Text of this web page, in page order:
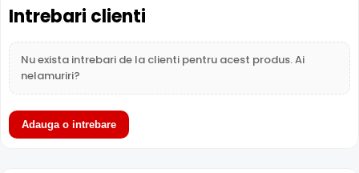
Lentila Fixa
Camera Dahua HAC-HDW1549X-A-PRO-0280B-DIP are o
lentila fixace ofera un unghi fix de vizualizare, ce nu
Intrebari clienti
Nu exista intrebari de la clienti pentru acest produs. Ai
nelamuriri?
Adauga o intrebare